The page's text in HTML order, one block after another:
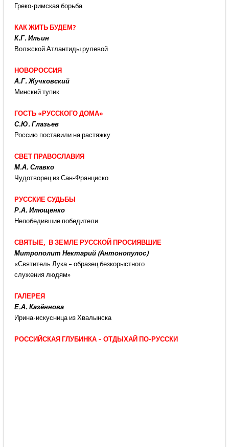
Греко-римская борьба
КАК ЖИТЬ БУДЕМ?
К.Г. Ильин
Волжской Атлантиды рулевой
НОВОРОССИЯ
А.Г. Жучковский
Минский тупик
ГОСТЬ «РУССКОГО ДОМА»
С.Ю. Глазьев
Россию поставили на растяжку
СВЕТ ПРАВОСЛАВИЯ
М.А. Славко
Чудотворец из Сан-Франциско
РУССКИЕ СУДЬБЫ
Р.А. Илющенко
Непобедившие победители
СВЯТЫЕ, В ЗЕМЛЕ РУССКОЙ ПРОСИЯВШИЕ
Митрополит Нектарий (Антонопулос)
«Святитель Лука – образец безкорыстного
служения людям»
ГАЛЕРЕЯ
Е.А. Казённова
Ирина-искусница из Хвалынска
РОССИЙСКАЯ ГЛУБИНКА – ОТДЫХАЙ ПО-РУССКИ